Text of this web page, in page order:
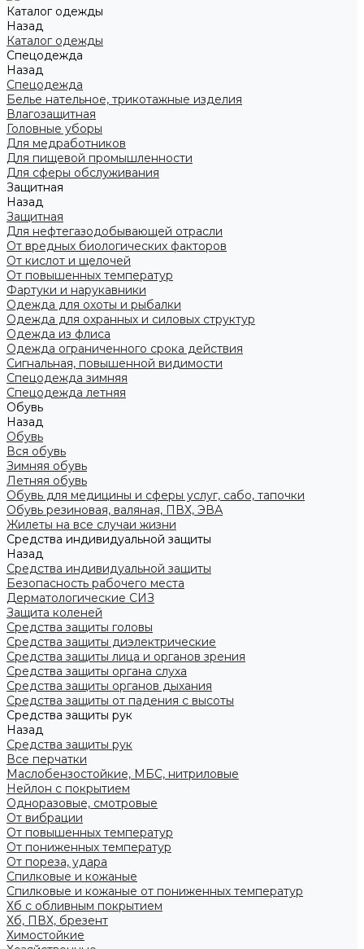
Каталог одежды
Назад
Каталог одежды
Спецодежда
Назад
Спецодежда
Белье нательное, трикотажные изделия
Влагозащитная
Головные уборы
Для медработников
Для пищевой промышленности
Для сферы обслуживания
Защитная
Назад
Защитная
Для нефтегазодобывающей отрасли
От вредных биологических факторов
От кислот и щелочей
От повышенных температур
Фартуки и нарукавники
Одежда для охоты и рыбалки
Одежда для охранных и силовых структур
Одежда из флиса
Одежда ограниченного срока действия
Сигнальная, повышенной видимости
Спецодежда зимняя
Спецодежда летняя
Обувь
Назад
Обувь
Вся обувь
Зимняя обувь
Летняя обувь
Обувь для медицины и сферы услуг, сабо, тапочки
Обувь резиновая, валяная, ПВХ, ЭВА
Жилеты на все случаи жизни
Средства индивидуальной защиты
Назад
Средства индивидуальной защиты
Безопасность рабочего места
Дерматологические СИЗ
Защита коленей
Средства защиты головы
Средства защиты диэлектрические
Средства защиты лица и органов зрения
Средства защиты органа слуха
Средства защиты органов дыхания
Средства защиты от падения с высоты
Средства защиты рук
Назад
Средства защиты рук
Все перчатки
Маслобензостойкие, МБС, нитриловые
Нейлон с покрытием
Одноразовые, смотровые
От вибрации
От повышенных температур
От пониженных температур
От пореза, удара
Спилковые и кожаные
Спилковые и кожаные от пониженных температур
Хб с обливным покрытием
Хб, ПВХ, брезент
Химостойкие